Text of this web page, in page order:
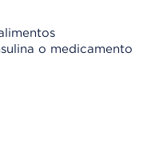
o medicamento